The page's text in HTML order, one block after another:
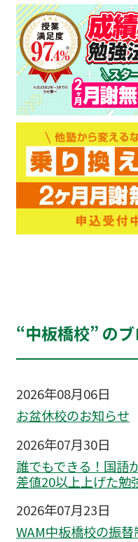
“中板橋校” の
2026年08月06日
お盆休校のお知らせ
2026年07月30日
誰でもできる！国語
差値20以上上げた勉
2026年07月23日
WAM中板橋校の振